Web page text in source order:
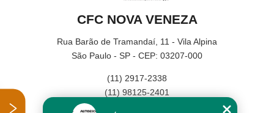
CFC NOVA VENEZA
Rua Barão de Tramandaí, 11 - Vila Alpina
São Paulo - SP - CEP: 03207-000
(11) 2917-2338
(11) 98125-2401